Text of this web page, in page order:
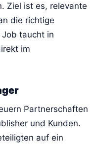
Ziel ist es, relevante
die richtige
Job taucht in
im
Partnerschaften
und Kunden.
auf ein